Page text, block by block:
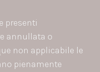
presenti
annullata o
non applicabile le
pienamente